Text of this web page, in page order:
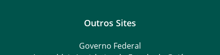
Outros Sites
Governo Federal